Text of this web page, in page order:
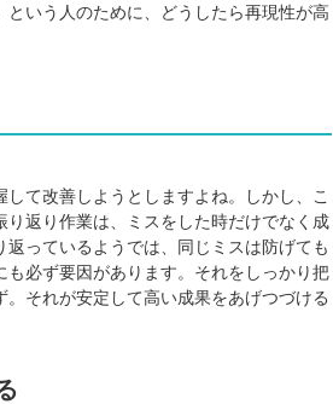
いう人のために、どうしたら再現性が高
て改善しようとしますよね。しかし、こ
返り作業は、ミスをした時だけでなく成
っているようでは、同じミスは防げても
必ず要因があります。それをしっかり把
それが安定して高い成果をあげつづける